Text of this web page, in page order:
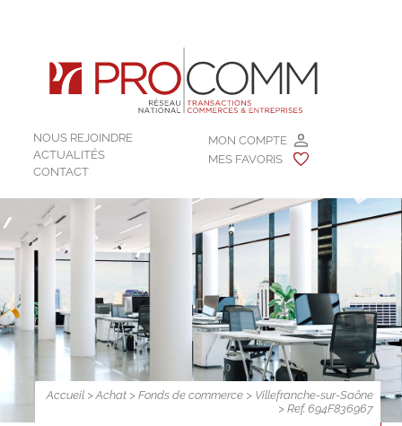
MON COMPTE
MES FAVORIS
NOUS REJOINDRE
ACTUALITÉS
CONTACT
Accueil >Achat >Fonds de commerce > Villefranche-sur-Saône
> Ref. 694F836967